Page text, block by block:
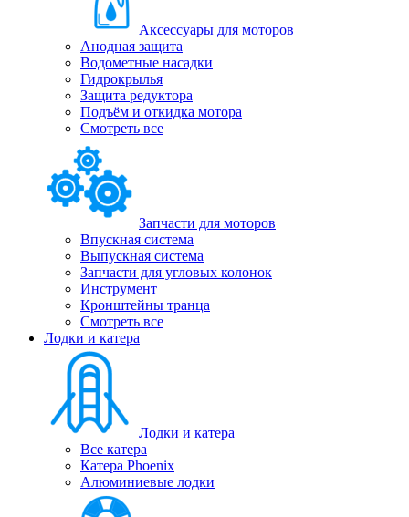
Аксессуары для моторов
Анодная защита
Водометные насадки
Гидрокрылья
Защита редуктора
Подъём и откидка мотора
Смотреть все
Запчасти для моторов
Впускная система
Выпускная система
Запчасти для угловых колонок
Инструмент
Кронштейны транца
Смотреть все
Лодки и катера
Лодки и катера
Все катера
Катера Phoenix
Алюминиевые лодки